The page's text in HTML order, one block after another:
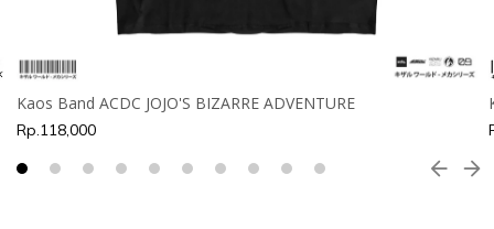
Kaos Band ACDC JOJO'S BIZARRE ADVENTURE
Rp.118,000